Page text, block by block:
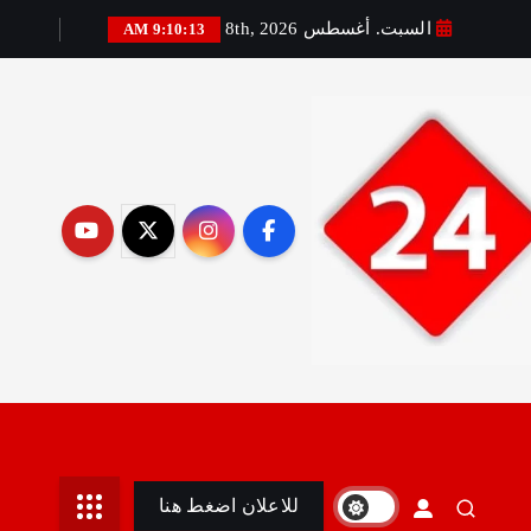
السبت. أغسطس 8th, 2026 9:10:14 AM
أمين
للاعلان اضغط هنا